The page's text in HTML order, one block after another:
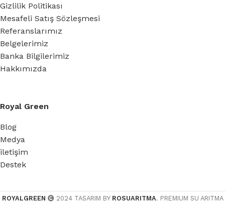
Gizlilik Politikası
Mesafeli Satış Sözleşmesi
Referanslarımız
Belgelerimiz
Banka Bilgilerimiz
Hakkımızda
Royal Green
Blog
Medya
iletişim
Destek
ROYALGREEN 2024 TASARIM BY ROSUARITMA. PREMIUM SU ARITMA